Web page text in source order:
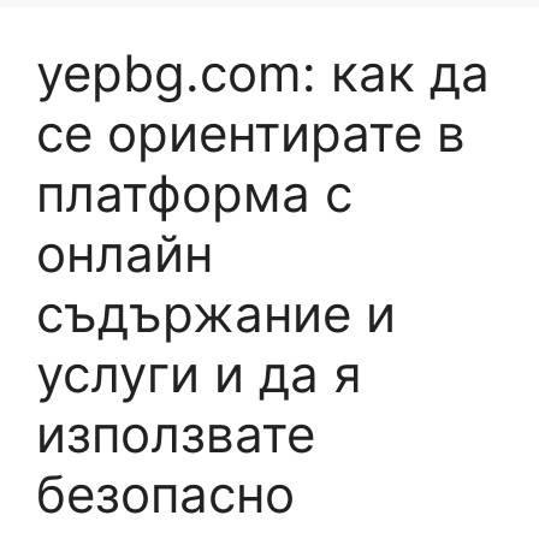
yepbg.com: как да
се ориентирате в
платформа с
онлайн
съдържание и
услуги и да я
използвате
безопасно